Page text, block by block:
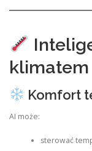
klimatem
Komfort
AI może:
sterować